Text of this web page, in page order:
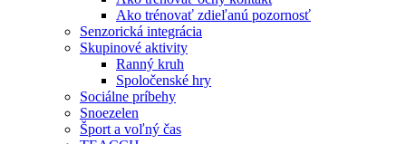
Ako trénovať zdieľanú pozornosť
Senzorická integrácia
Skupinové aktivity
Ranný kruh
Spoločenské hry
Sociálne príbehy
Snoezelen
Šport a voľný čas